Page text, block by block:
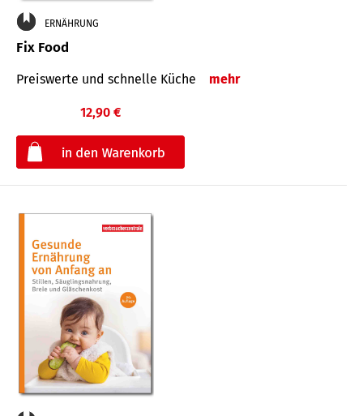
ERNÄHRUNG
Fix Food
Preiswerte und schnelle Küche mehr
12,90 €